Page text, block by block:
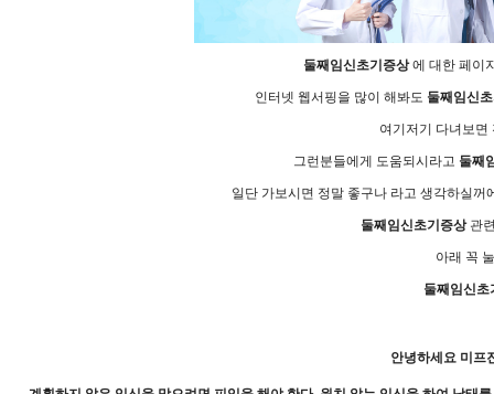
둘째임신초기증상에 대한 페이
인터넷 웹서핑을 많이 해봐도 둘째임신
여기저기 다녀보면
그런분들에게 도움되시라고 둘째
일단 가보시면 정말 좋구나 라고 생각하실
둘째임신초기증상관
아래 꼭
둘째임신초
안녕하세요 미프